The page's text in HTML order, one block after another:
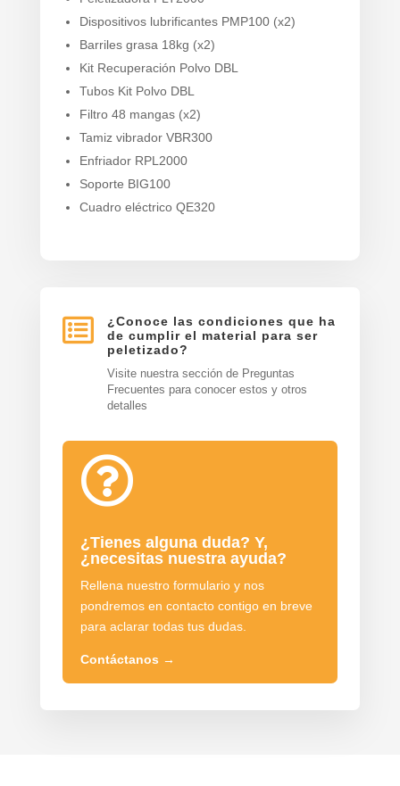
Dispositivos lubrificantes PMP100 (x2)
Barriles grasa 18kg (x2)
Kit Recuperación Polvo DBL
Tubos Kit Polvo DBL
Filtro 48 mangas (x2)
Tamiz vibrador VBR300
Enfriador RPL2000
Soporte BIG100
Cuadro eléctrico QE320

¿Conoce las condiciones que ha
de cumplir el material para ser
peletizado?
Visite nuestra sección de Preguntas
Frecuentes para conocer estos y otros
detalles

¿Tienes alguna duda? Y,
¿necesitas nuestra ayuda?
Rellena nuestro formulario y nos
pondremos en contacto contigo en breve
para aclarar todas tus dudas.
Contáctanos →